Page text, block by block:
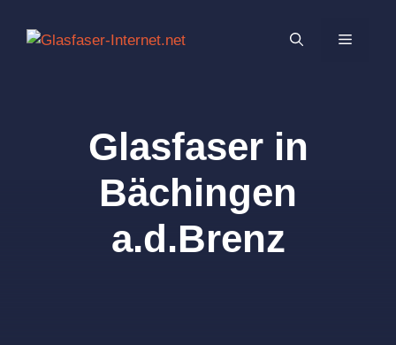
Inhalt
MENÜ
Glasfaser in
Bächingen
a.d.Brenz